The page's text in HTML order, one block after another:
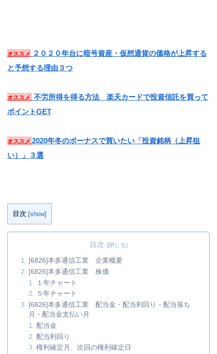
オススメ
２０２０年台に暗号資産・仮想通貨の価格が上昇する
と予想する理由３つ
オススメ
不労所得を得る方法 楽天カードで投資信託を買って
ポイントGET
オススメ 2020年冬のボーナスで買いたい「投資銘柄（上昇狙
い）」３選
目次 [show]
目次
[6826]本多通信工業 企業概要
[6826]本多通信工業 株価
１年チャート
５年チャート
[6826]本多通信工業 配当金・配当利回り・配当落ち
月・配当金支払い月
配当金
配当利回り
権利確定月、次回の権利確定日